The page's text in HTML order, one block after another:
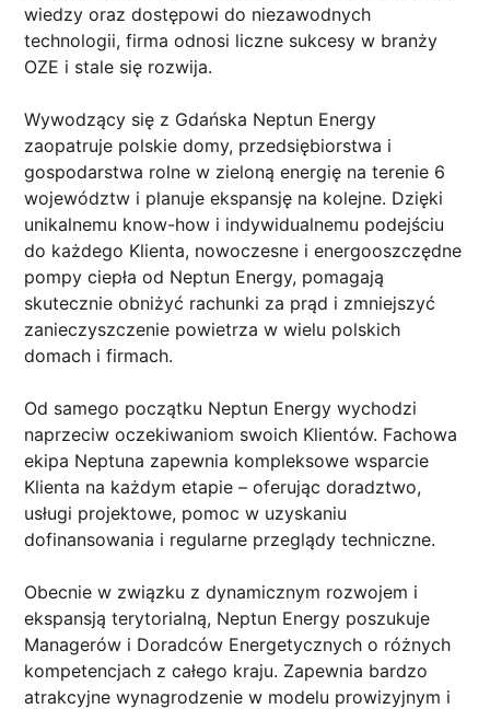
wiedzy oraz dostępowi do niezawodnych
technologii, firma odnosi liczne sukcesy w branży
OZE i stale się rozwija.
Wywodzący się z Gdańska Neptun Energy
zaopatruje polskie domy, przedsiębiorstwa i
gospodarstwa rolne w zieloną energię na terenie 6
województw i planuje ekspansję na kolejne. Dzięki
unikalnemu know-how i indywidualnemu podejściu
do każdego Klienta, nowoczesne i energooszczędne
pompy ciepła od Neptun Energy, pomagają
skutecznie obniżyć rachunki za prąd i zmniejszyć
zanieczyszczenie powietrza w wielu polskich
domach i firmach.
Od samego początku Neptun Energy wychodzi
naprzeciw oczekiwaniom swoich Klientów. Fachowa
ekipa Neptuna zapewnia kompleksowe wsparcie
Klienta na każdym etapie – oferując doradztwo,
usługi projektowe, pomoc w uzyskaniu
dofinansowania i regularne przeglądy techniczne.
Obecnie w związku z dynamicznym rozwojem i
ekspansją terytorialną, Neptun Energy poszukuje
Managerów i Doradców Energetycznych o różnych
kompetencjach z całego kraju. Zapewnia bardzo
atrakcyjne wynagrodzenie w modelu prowizyjnym i